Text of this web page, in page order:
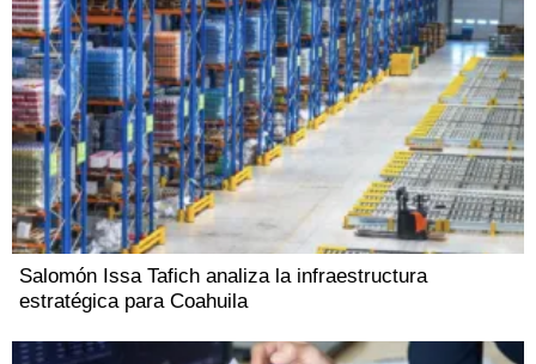
Salomón Issa Tafich analiza la infraestructura
estratégica para Coahuila